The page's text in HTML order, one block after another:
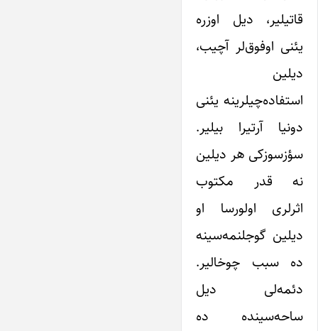
قاتیلیر، دیل اوزره
یئنی اوفوق‌لر آچیب،
دیلین
استفاده‌چیلرینه یئنی
دونیا آرتیرا بیلیر.
سؤزسوزکی هر دیلین
نه قدر مکتوب
اثرلری اولورسا او
دیلین گوجلنمه‌سینه
ده سبب چوخالیر.
دئمه‌لی دیل
ساحه‌سینده ده